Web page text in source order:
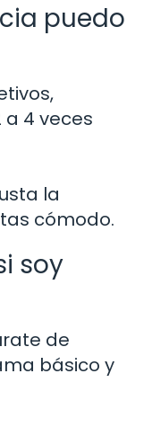
puedo
a 4 veces
la
cómodo.
soy
de
básico y